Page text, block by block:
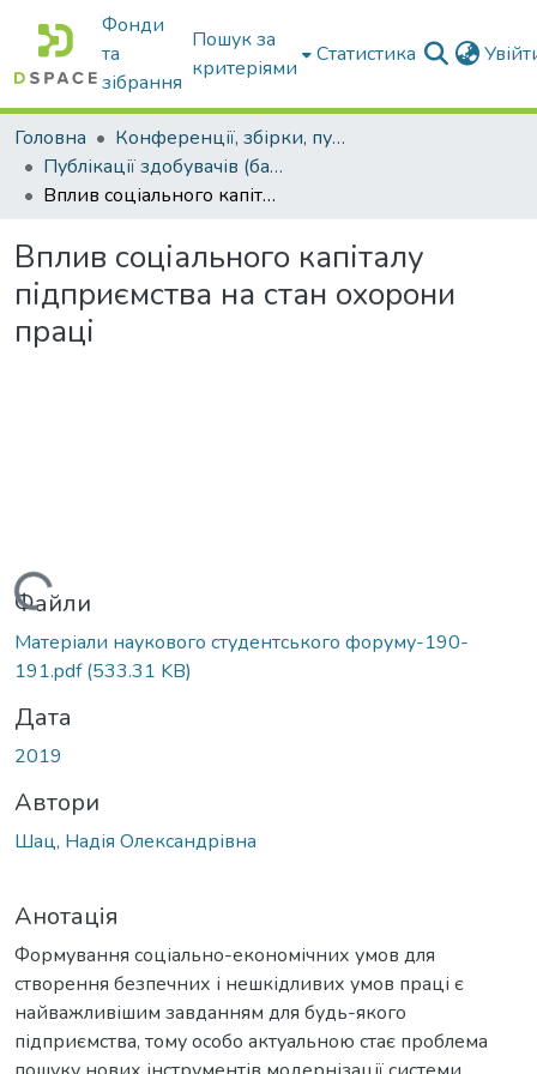
Фонди
та
зібрання
Пошук за
критеріями
Статистика
Головна
Конференції, збірки, публікації молодих вчених і здобувачів : магістрів, бакалаврів, аспірантів.
Публікації здобувачів (бакалаврів. магістрів, аспірантів)
Вплив соціального капіталу підприємства на стан охорони праці
Вплив соціального капіталу
підприємства на стан охорони
праці
Вантажиться...
Файли
Матеріали наукового студентського форуму-190-
191.pdf(533.31 KB)
Дата
2019
Автори
Шац, Надія Олександрівна
Анотація
Формування соціально-економічних умов для
створення безпечних і нешкідливих умов праці є
найважливішим завданням для будь-якого
підприємства, тому особо актуальною стає проблема